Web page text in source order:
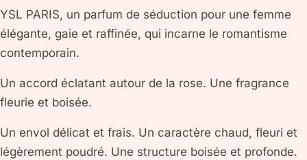
YSL PARIS, un parfum de séduction pour une femme
élégante, gaie et raffinée, qui incarne le romantisme
contemporain.
Un accord éclatant autour de la rose. Une fragrance
fleurie et boisée.
Un envol délicat et frais. Un caractère chaud, fleuri et
légèrement poudré. Une structure boisée et profonde.